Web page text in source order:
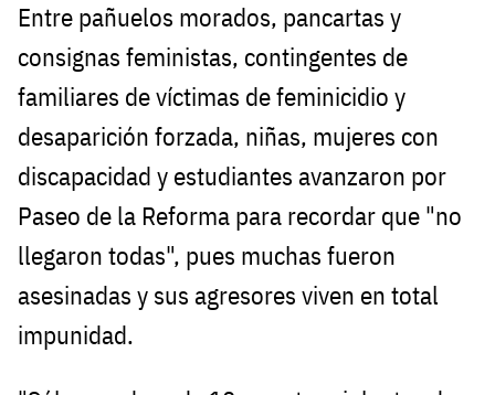
Entre pañuelos morados, pancartas y
consignas feministas, contingentes de
familiares de víctimas de feminicidio y
desaparición forzada, niñas, mujeres con
discapacidad y estudiantes avanzaron por
Paseo de la Reforma para recordar que "no
llegaron todas", pues muchas fueron
asesinadas y sus agresores viven en total
impunidad.